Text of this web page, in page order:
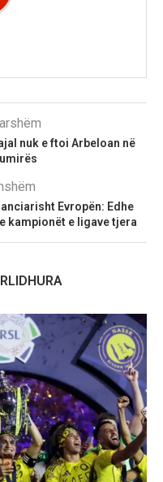
nuk e ftoi Arbeloan në
Evropën: Edhe
kampionët e ligave tjera